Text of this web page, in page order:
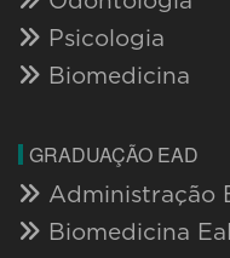
Psicologia
Biomedicina
GRADUAÇÃO EAD
Administração
Biomedicina